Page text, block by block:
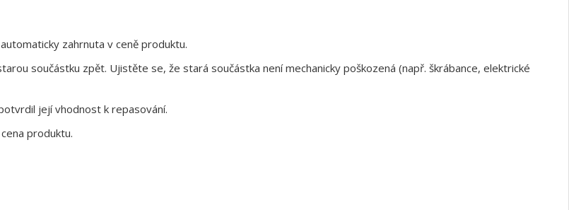
zahrnuta v ceně produktu.
součástku zpět. Ujistěte se, že stará součástka není mechanicky poškozená (např. škrábance, elektrické
její vhodnost k repasování.
produktu.